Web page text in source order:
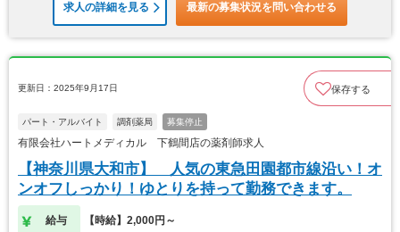
求人の詳細を見る 最新の募集状況を問い合わせる
更新日：2025年9月17日 保存する
パート・アルバイト 調剤薬局 募集停止
有限会社ハートメディカル 下鶴間店の薬剤師求人
【神奈川県大和市】 人気の東急田園都市線沿い！オ
ンオフしっかり！ゆとりを持って勤務できます。
給与 【時給】2,000円～